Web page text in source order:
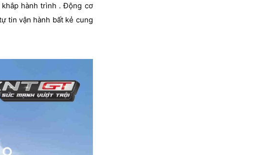
hành trình . Động cơ
tin vận hành bất kẻ cung